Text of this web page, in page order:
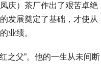
庆）茶厂作出了艰苦卓绝
发展奠定了基础，才使从
业绩。
之父”。他的一生从未间断